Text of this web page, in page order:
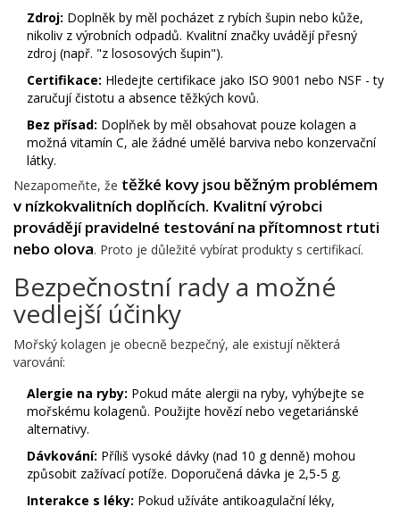
Zdroj: Doplněk by měl pocházet z rybích šupin nebo kůže,
nikoliv z výrobních odpadů. Kvalitní značky uvádějí přesný
zdroj (např. "z lososových šupin").
Certifikace: Hledejte certifikace jako ISO 9001 nebo NSF - ty
zaručují čistotu a absence těžkých kovů.
Bez přísad: Doplňek by měl obsahovat pouze kolagen a
možná vitamín C, ale žádné umělé barviva nebo konzervační
látky.
Nezapomeňte, že těžké kovy jsou běžným problémem
v nízkokvalitních doplňcích. Kvalitní výrobci
provádějí pravidelné testování na přítomnost rtuti
nebo olova. Proto je důležité vybírat produkty s certifikací.
Bezpečnostní rady a možné
vedlejší účinky
Mořský kolagen je obecně bezpečný, ale existují některá
varování:
Alergie na ryby: Pokud máte alergii na ryby, vyhýbejte se
mořskému kolagenů. Použijte hovězí nebo vegetariánské
alternativy.
Dávkování: Příliš vysoké dávky (nad 10 g denně) mohou
způsobit zažívací potíže. Doporučená dávka je 2,5-5 g.
Interakce s léky: Pokud užíváte antikoagulační léky,